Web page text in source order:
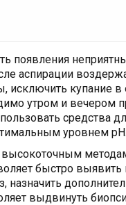
появления
аспирации
исключить купание
утром и вечером
средства
уровнем pH.
высокоточным
быстро
назначить
выдвинуть